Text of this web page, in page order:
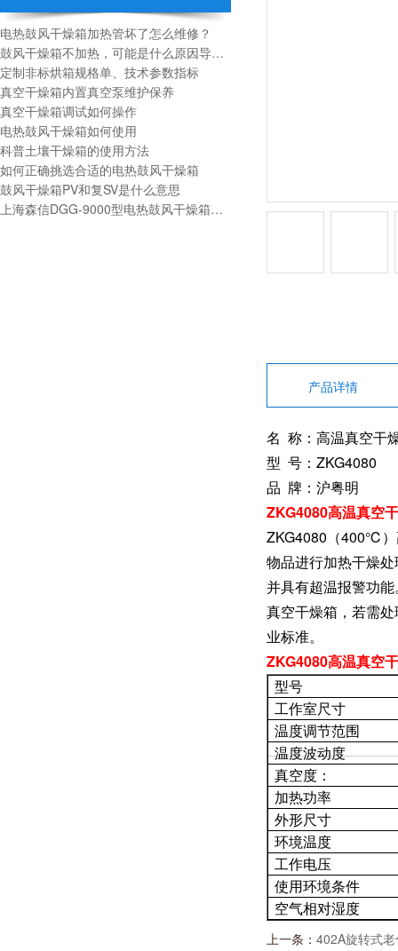
电热鼓风干燥箱加热管坏了怎么维修？
鼓风干燥箱不加热，可能是什么原因导致的？
定制非标烘箱规格单、技术参数指标
真空干燥箱内置真空泵维护保养
真空干燥箱调试如何操作
电热鼓风干燥箱如何使用
科普土壤干燥箱的使用方法
如何正确挑选合适的电热鼓风干燥箱
鼓风干燥箱PV和复SV是什么意思
上海森信DGG-9000型电热鼓风干燥箱操作说明书
产品详情
名 称：高温真空干
型 号：ZKG4080
品 牌：沪粤明
ZKG4080高温真空
ZKG4080（400℃）
物品进行加热干燥
并具有超温报警功
真空干燥箱，若需
业
ZKG4080高温真空
型号
工作室尺寸
温度调节范围
温度波动度
真空度：
加热功率
外形尺寸
环境温度
工作电压
使用环境条件
空气相对湿度
上一条： 402A旋转式